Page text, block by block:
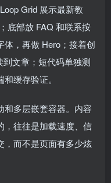
Grid 展示最新教
底部放 FAQ 和联系按
，再做 Hero；接着创
文章；短代码单独测
缓存验证。
和多层嵌套容器。内容
，往往是加载速度、信
，而不是页面有多少炫